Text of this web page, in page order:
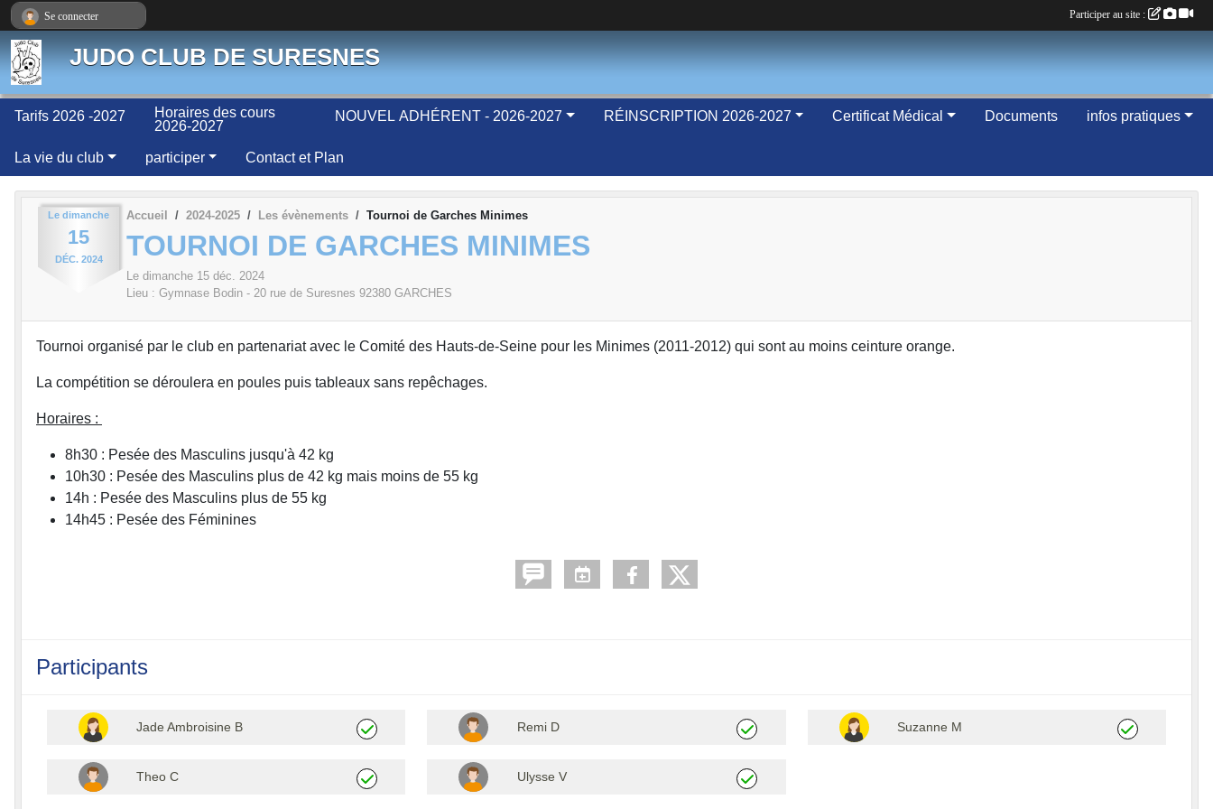
JUDO CLUB DE SURESNES
Tarifs 2026 -2027
Horaires des cours
2026-2027
NOUVEL ADHÉRENT - 2026-2027 RÉINSCRIPTION 2026-2027 Certificat Médical Documents infos pratiques
La vie du club participer Contact et Plan
Le dimanche
15
DÉC. 2024
Accueil 2024-2025 Les évènements Tournoi de Garches Minimes
TOURNOI DE GARCHES MINIMES
Le dimanche 15 déc.
2024
Lieu : Gymnase Bodin - 20 rue de Suresnes 92380 GARCHES
Tournoi organisé par le club en partenariat avec le Comité des Hauts-de-Seine pour les Minimes (2011-2012) qui sont au moins ceinture orange.
La compétition se déroulera en poules puis tableaux sans repêchages.
Horaires :
8h30 : Pesée des Masculins jusqu'à 42 kg
10h30 : Pesée des Masculins plus de 42 kg mais moins de 55 kg
14h : Pesée des Masculins plus de 55 kg
14h45 : Pesée des Féminines
Participants
Jade Ambroisine B Remi D Suzanne M
Theo C Ulysse V
Se connecter Participer au site :
Panneau de gestion des cookies